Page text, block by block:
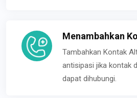
Menambahkan
Tambahkan Kontak
antisipasi jika kontak
dapat dihubungi.